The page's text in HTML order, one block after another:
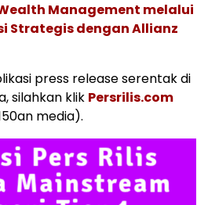
Management melalui
Strategis dengan Allianz
press release serentak di
silahkan klik Persrilis.com
media).